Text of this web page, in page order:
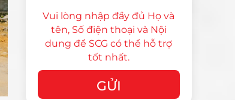
Vui lòng nhập đầy đủ Họ và
tên, Số điện thoại và Nội
dung để SCG có thể hỗ trợ
tốt nhất.